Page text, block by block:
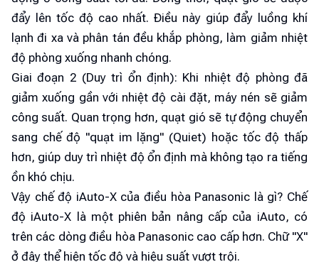
đẩy lên tốc độ cao nhất. Điều này giúp đẩy luồng khí
lạnh đi xa và phân tán đều khắp phòng, làm giảm nhiệt
độ phòng xuống nhanh chóng.
Giai đoạn 2 (Duy trì ổn định): Khi nhiệt độ phòng đã
giảm xuống gần với nhiệt độ cài đặt, máy nén sẽ giảm
công suất. Quan trọng hơn, quạt gió sẽ tự động chuyển
sang chế độ "quạt im lặng" (Quiet) hoặc tốc độ thấp
hơn, giúp duy trì nhiệt độ ổn định mà không tạo ra tiếng
ồn khó chịu.
Vậy chế độ iAuto-X của điều hòa Panasonic là gì? Chế
độ iAuto-X là một phiên bản nâng cấp của iAuto, có
trên các dòng điều hòa Panasonic cao cấp hơn. Chữ "X"
ở đây thể hiện tốc độ và hiệu suất vượt trội.